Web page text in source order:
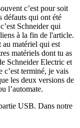
c’est pour soit
défauts qui ont été
Schneider qui
à la fin de l'article.
matériel qui est
matériels dont tu as
Schneider Electric et
c’est terminé, je vais
les deux versions de
l’automate.
USB. Dans notre